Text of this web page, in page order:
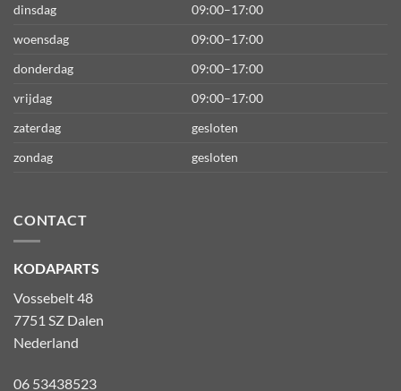
dinsdag
09:00–17:00
woensdag
09:00–17:00
donderdag
09:00–17:00
vrijdag
09:00–17:00
zaterdag
gesloten
zondag
gesloten
CONTACT
KODAPARTS
Vossebelt 48
7751 SZ Dalen
Nederland
06 53438523